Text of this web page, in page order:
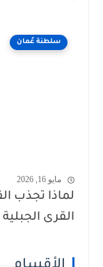
سلطنة عُمان
مايو 16, 2026
لماذا تجذب
القرى